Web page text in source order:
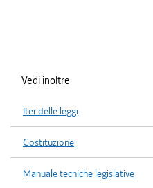
Vedi inoltre
Iter delle leggi
Costituzione
Manuale tecniche legislative